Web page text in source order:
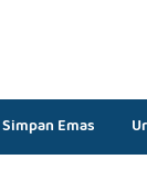
Simpan Emas